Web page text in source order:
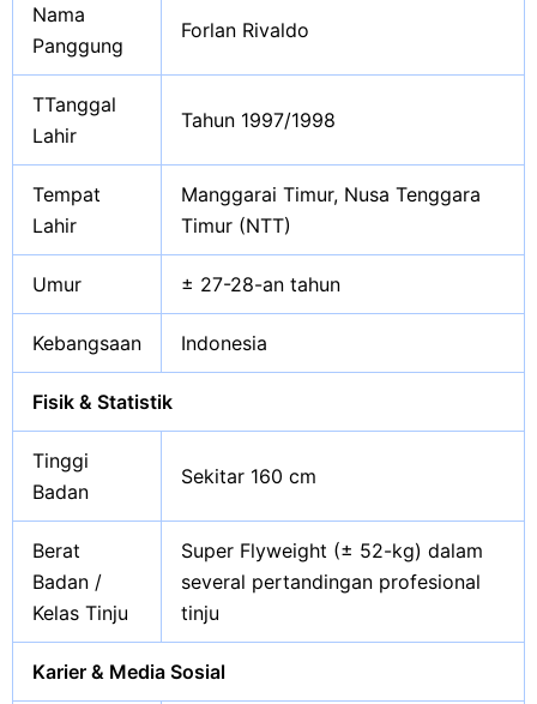
Nama
Panggung
Forlan Rivaldo
TTanggal
Lahir
Tahun 1997/1998
Tempat
Lahir
Manggarai Timur, Nusa Tenggara
Timur (NTT)
Umur ± 27-28-an tahun
Kebangsaan Indonesia
Fisik & Statistik
Tinggi
Badan
Sekitar 160 cm
Berat
Badan /
Kelas Tinju
Super Flyweight (± 52-kg) dalam
several pertandingan profesional
tinju
Karier & Media Sosial